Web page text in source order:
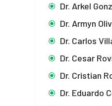
Dr. Arkel
Dr. Armyn
Dr. Carlos
Dr. Cesar
Dr. Cristian
Dr. Eduardo